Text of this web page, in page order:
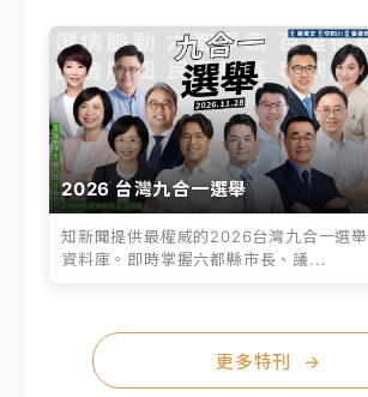
2026 台灣九合一選舉
知新聞提供最權威的2026台灣九合一選舉
資料庫。即時掌握六都縣市長、議...
更多特刊 →